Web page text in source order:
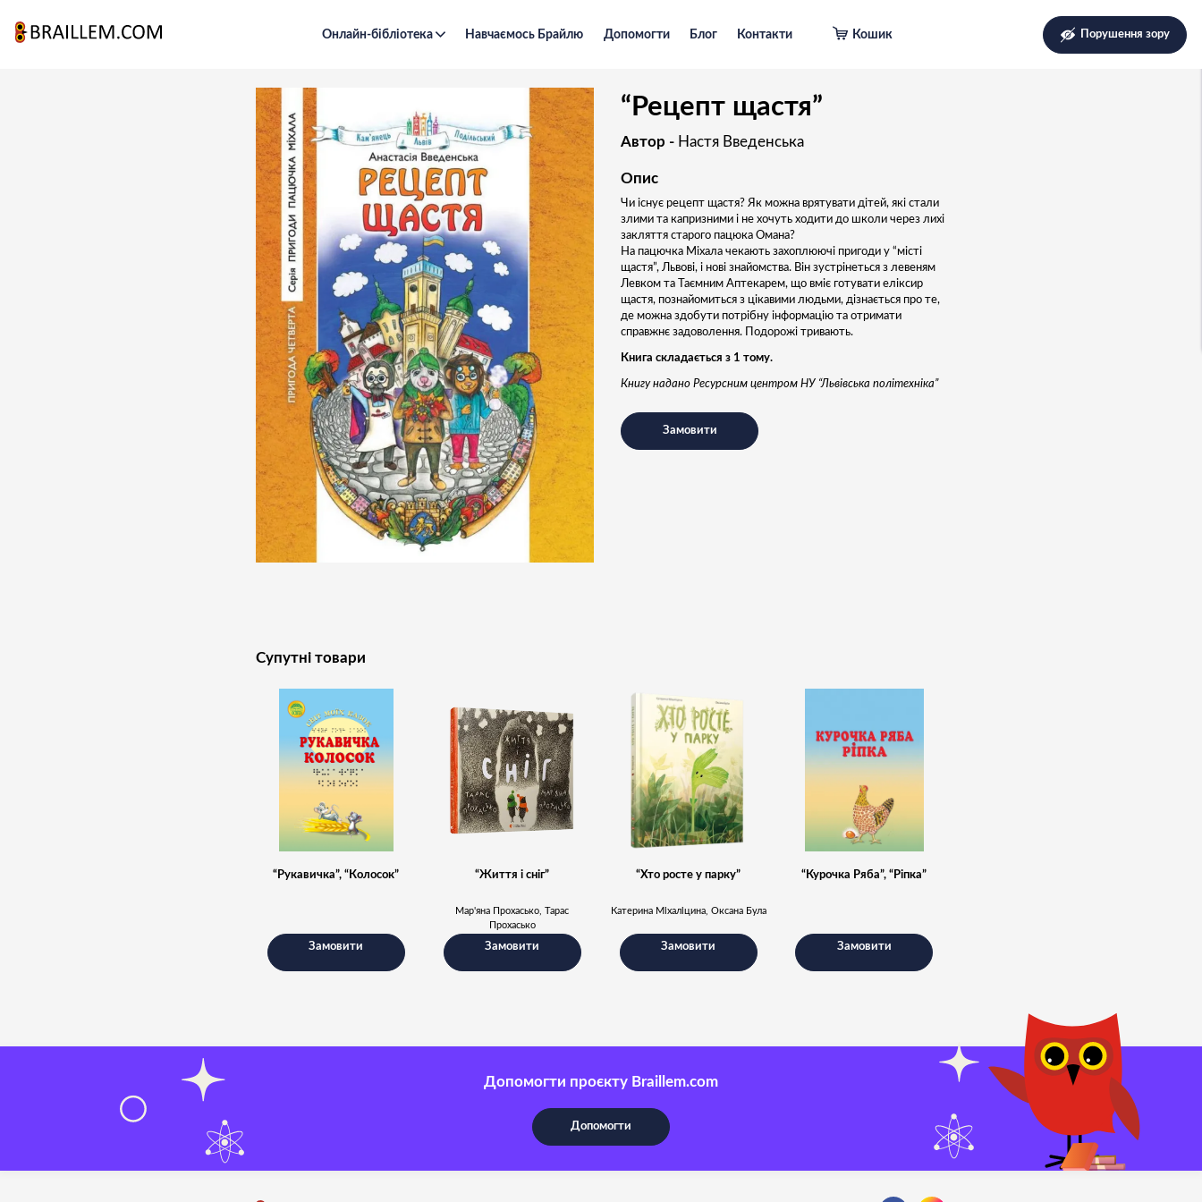
Онлайн-бібліотека Навчаємось Брайлю Допомогти Блог Контакти Кошик
Порушення зору
“Рецепт щастя”
Автор - Настя Введенська
Опис
Чи існує рецепт щастя? Як можна врятувати дітей, які стали
злими та капризними і не хочуть ходити до школи через лихі
закляття старого пацюка Омана?
На пацючка Міхала чекають захоплюючі пригоди у “місті
щастя”, Львові, і нові знайомства. Він зустрінеться з левеням
Левком та Таємним Аптекарем, що вміє готувати еліксир
щастя, познайомиться з цікавими людьми, дізнається про те,
де можна здобути потрібну інформацію та отримати
справжнє задоволення. Подорожі тривають.
Книга складається з 1 тому.
Книгу надано Ресурсним центром НУ “Львівська політехніка”
Замовити
Супутні товари
“Рукавичка”, “Колосок”
Замовити
“Життя і сніг”
Мар'яна Прохасько, Тарас
Прохасько
Замовити
“Хто росте у парку”
Катерина Міхаліцина, Оксана Була
Замовити
“Курочка Ряба”, “Ріпка”
Замовити
Допомогти проєкту Braillem.com
Допомогти